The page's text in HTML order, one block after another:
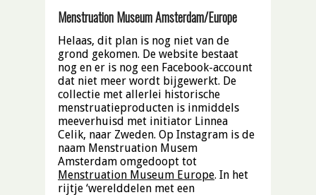
Menstruation Museum Amsterdam/Europe
Helaas, dit plan is nog niet van de
grond gekomen. De website bestaat
nog en er is nog een Facebook-account
dat niet meer wordt bijgewerkt. De
collectie met allerlei historische
menstruatieproducten is inmiddels
meeverhuisd met initiator Linnea
Celik, naar Zweden. Op Instagram is de
naam Menstruation Musem
Amsterdam omgedoopt tot
Menstruation Museum Europe. In het
rijtje ‘werelddelen met een